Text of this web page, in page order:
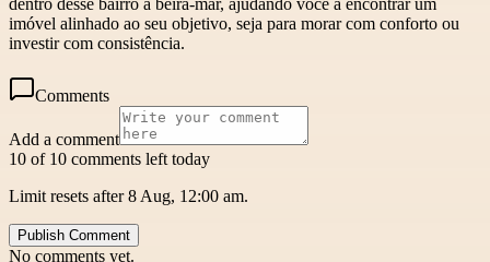
imóvel alinhado ao seu objetivo, seja para morar com conforto ou
investir com consistência.
Comments
Add a comment
10 of 10 comments left today
Limit resets after 8 Aug, 12:00 am.
Publish Comment
No comments yet.